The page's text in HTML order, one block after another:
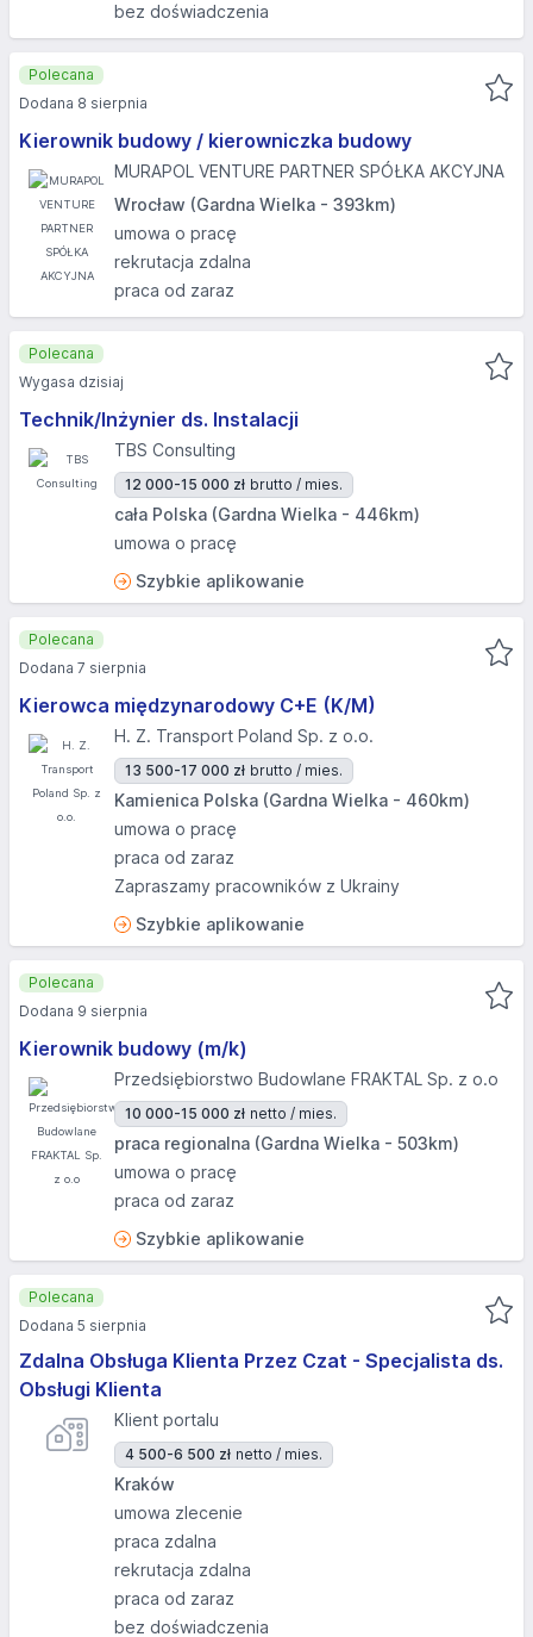
bez doświadczenia
Kierownik budowy / kierowniczka budowy
MURAPOL VENTURE PARTNER SPÓŁKA AKCYJNA
Wrocław (Gardna Wielka - 393km)
umowa o pracę
rekrutacja zdalna
praca od zaraz
Polecana
Dodana 8 sierpnia
Technik/Inżynier ds. Instalacji
TBS Consulting
12 000-15 000 zł brutto / mies.
cała Polska (Gardna Wielka - 446km)
umowa o pracę
Szybkie aplikowanie
Polecana
Wygasa dzisiaj
Kierowca międzynarodowy C+E (K/M)
H. Z. Transport Poland Sp. z o.o.
13 500-17 000 zł brutto / mies.
Kamienica Polska (Gardna Wielka - 460km)
umowa o pracę
praca od zaraz
Zapraszamy pracowników z Ukrainy
Szybkie aplikowanie
Polecana
Dodana 7 sierpnia
Kierownik budowy (m/k)
Przedsiębiorstwo Budowlane FRAKTAL Sp. z o.o
10 000-15 000 zł netto / mies.
praca regionalna (Gardna Wielka - 503km)
umowa o pracę
praca od zaraz
Szybkie aplikowanie
Polecana
Dodana 9 sierpnia
Zdalna Obsługa Klienta Przez Czat - Specjalista ds.
Obsługi Klienta
Klient portalu
4 500-6 500 zł netto / mies.
Kraków
umowa zlecenie
praca zdalna
rekrutacja zdalna
praca od zaraz
bez doświadczenia
Polecana
Dodana 5 sierpnia